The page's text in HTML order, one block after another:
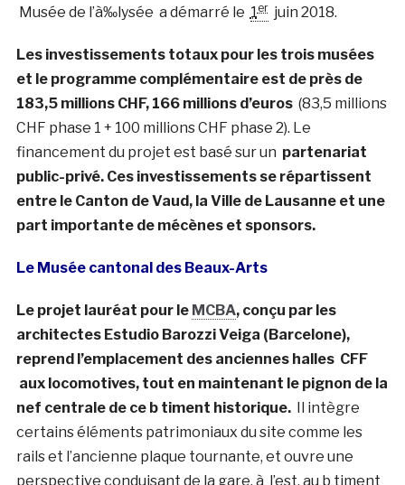
Musée de l’à‰lysée a démarré le 1er juin 2018.
Les investissements totaux pour les trois musées
et le programme complémentaire est de près de
183,5 millions CHF, 166 millions d’euros(83,5 millions
CHF phase 1 + 100 millions CHF phase 2). Le
financement du projet est basé sur un partenariat
public-privé. Ces investissements se répartissent
entre le Canton de Vaud, la Ville de Lausanne et une
part importante de mécènes et sponsors.
Le Musée cantonal des Beaux-Arts
Le projet lauréat pour le MCBA, conçu par les
architectes Estudio Barozzi Veiga (Barcelone),
reprend l’emplacement des anciennes halles CFF
aux locomotives, tout en maintenant le pignon de la
nef centrale de ce b timent historique.Il intègre
certains éléments patrimoniaux du site comme les
rails et l’ancienne plaque tournante, et ouvre une
perspective conduisant de la gare, à l’est, au b timent